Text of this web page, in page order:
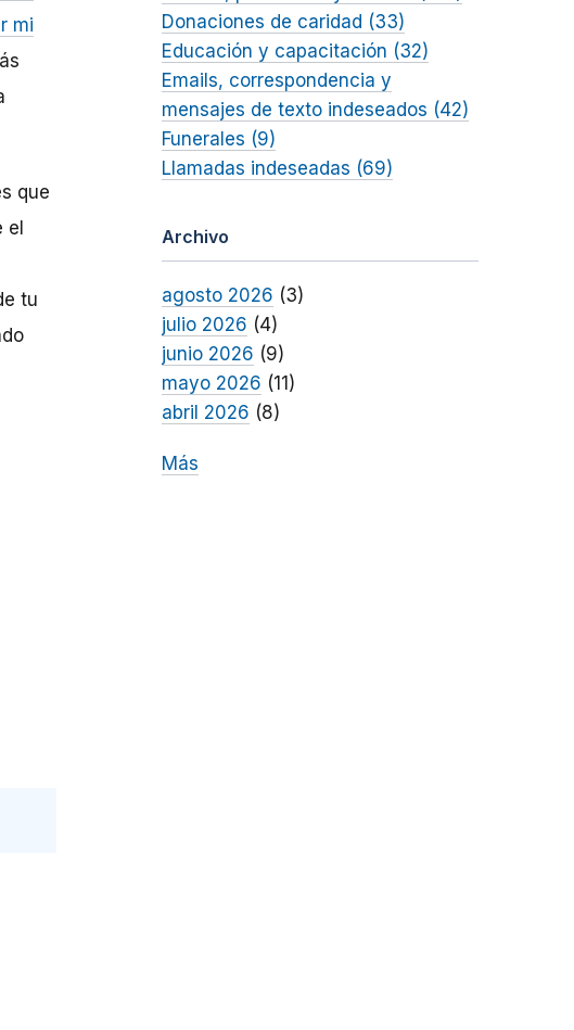
mi
que
tu
Donaciones de caridad (33)
Educación y capacitación (32)
Emails, correspondencia y
mensajes de texto indeseados (42)
Funerales (9)
Llamadas indeseadas (69)
Archivo
agosto 2026 (3)
julio 2026 (4)
junio 2026 (9)
mayo 2026 (11)
abril 2026 (8)
Más